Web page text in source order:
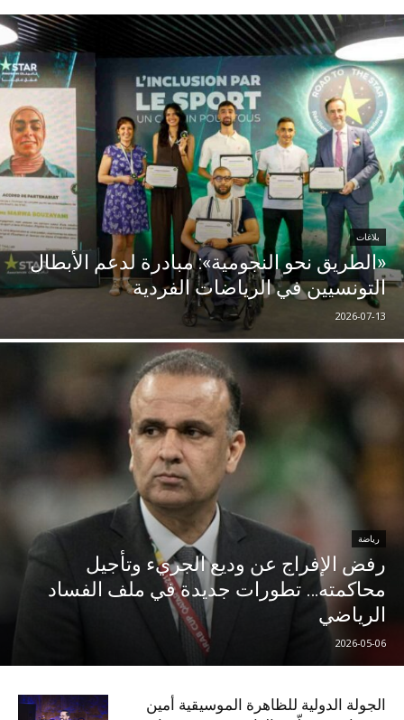
بلاغات
«الطريق نحو النجومية»: مبادرة لدعم الأبطال
التونسيين في الرياضات الفردية
2026-07-13
رياضة
رفض الإفراج عن وديع الجريء وتأجيل
محاكمته… تطورات جديدة في ملف الفساد
الرياضي
2026-05-06
الجولة الدولية للظاهرة الموسيقية أمين